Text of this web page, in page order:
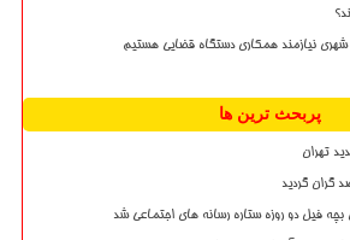
نیازمند همکاری دستگاه قضایی هستیم
پربحث ترین ها
تهران
فیل دو روزه ستاره رسانه های اجتماعی شد